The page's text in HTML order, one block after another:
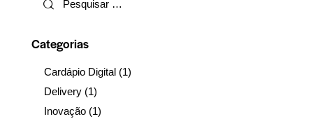
Categorias
Cardápio Digital (1)
Delivery (1)
Inovação (1)